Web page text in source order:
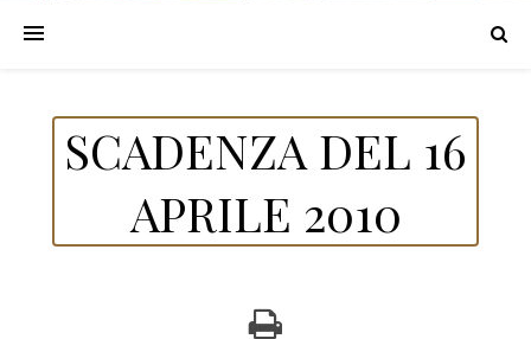
SCADENZA DEL 16
APRILE 2010